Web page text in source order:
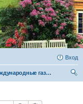
Вход
Международные газеты «Быть добру», «Родная газета» и «Родовое поместье»